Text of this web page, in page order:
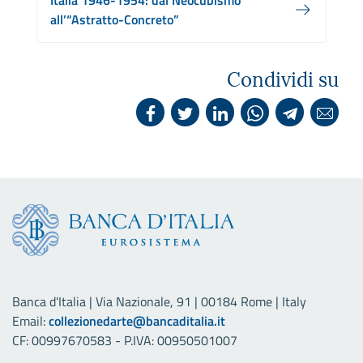
all’“Astratto-Concreto”
Condividi su
Banca d'Italia | Via Nazionale, 91 | 00184 Rome | Italy
Email:collezionedarte@bancaditalia.it
CF: 00997670583 - P.IVA: 00950501007